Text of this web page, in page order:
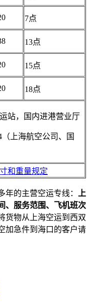
7点
13点
15点
18点
站，国内进港营业厅
（上海航空公司、国
和重量规定
的主营空运专线：
上
、服务范围、飞机班次
货物从上海空运到西双
加急件到海口的客户请